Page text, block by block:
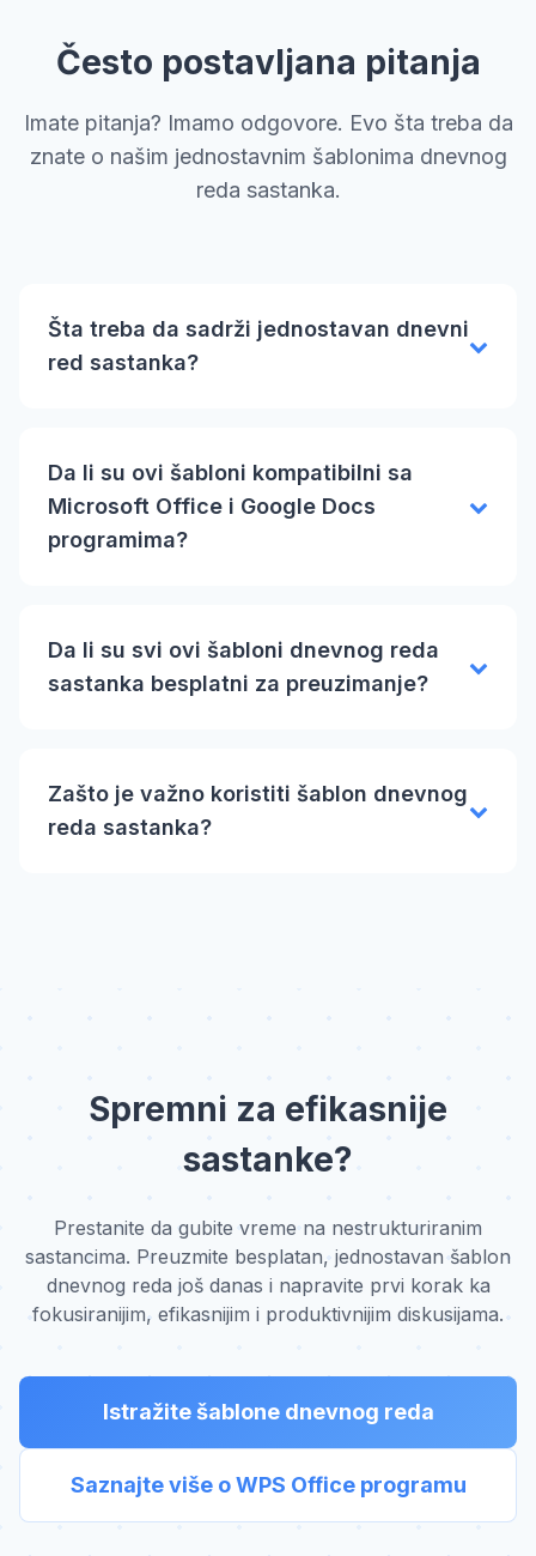
Često postavljana pitanja
Imate pitanja? Imamo odgovore. Evo šta treba da
znate o našim jednostavnim šablonima dnevnog
reda sastanka.
Šta treba da sadrži jednostavan dnevni
red sastanka?
Da li su ovi šabloni kompatibilni sa
Microsoft Office i Google Docs
programima?
Da li su svi ovi šabloni dnevnog reda
sastanka besplatni za preuzimanje?
Zašto je važno koristiti šablon dnevnog
reda sastanka?
Spremni za efikasnije
sastanke?
Prestanite da gubite vreme na nestrukturiranim
sastancima. Preuzmite besplatan, jednostavan šablon
dnevnog reda još danas i napravite prvi korak ka
fokusiranijim, efikasnijim i produktivnijim diskusijama.
Istražite šablone dnevnog reda
Saznajte više o WPS Office programu